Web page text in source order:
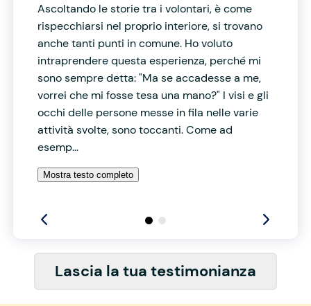
Ascoltando le storie tra i volontari, è come
rispecchiarsi nel proprio interiore, si trovano
anche tanti punti in comune. Ho voluto
intraprendere questa esperienza, perché mi
sono sempre detta: "Ma se accadesse a me,
vorrei che mi fosse tesa una mano?" I visi e gli
occhi delle persone messe in fila nelle varie
attività svolte, sono toccanti. Come ad
esemp...
Mostra testo completo
Lascia la tua testimonianza